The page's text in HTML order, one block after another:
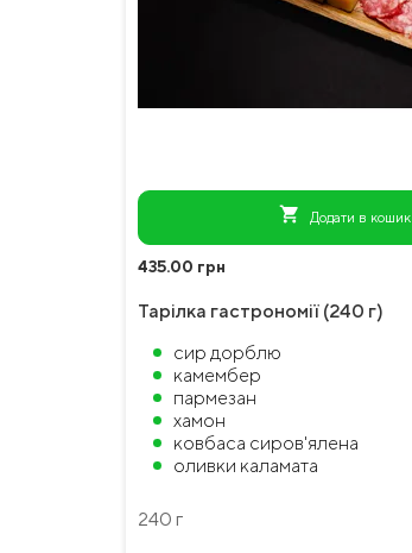
shopping_cart Додати в кошик
435.00 грн
Тарілка гастрономії (240 г)
сир дорблю
камембер
пармезан
хамон
ковбаса сиров'ялена
оливки каламата
240 г